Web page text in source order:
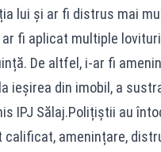
lui și ar fi distrus mai
fi aplicat multiple
De altfel, i-ar fi
ieșirea din imobil, a
IPJ Sălaj.Polițiștii au
amenințare,